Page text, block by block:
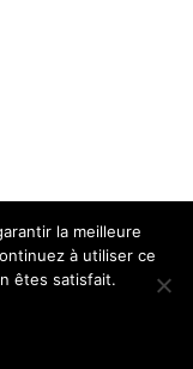
la meilleure
à utiliser ce
êtes satisfait.